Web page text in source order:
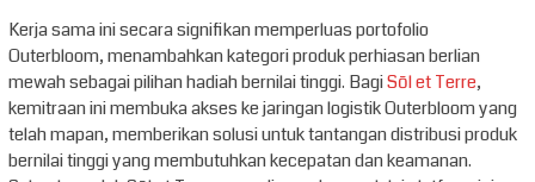
Kerja sama ini secara signifikan memperluas portofolio
Outerbloom, menambahkan kategori produk perhiasan berlian
mewah sebagai pilihan hadiah bernilai tinggi. BagiSōl et Terre,
kemitraan ini membuka akses ke jaringan logistik Outerbloom yang
telah mapan, memberikan solusi untuk tantangan distribusi produk
bernilai tinggi yang membutuhkan kecepatan dan keamanan.